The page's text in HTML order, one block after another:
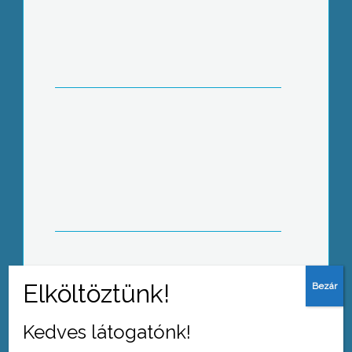
Kedves látogatónk!